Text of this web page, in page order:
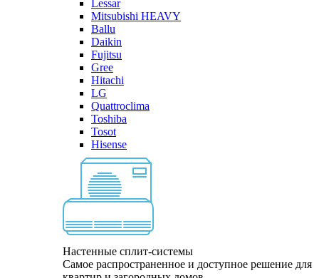
Lessar
Mitsubishi HEAVY
Ballu
Daikin
Fujitsu
Gree
Hitachi
LG
Quattroclima
Toshiba
Tosot
Hisense
Настенные сплит-системы
Самое распространенное и доступное решение для